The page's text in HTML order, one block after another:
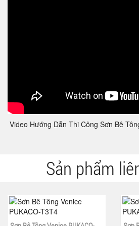
Video Hướng Dẫn Thi Công Sơn Bê
Sản phẩm